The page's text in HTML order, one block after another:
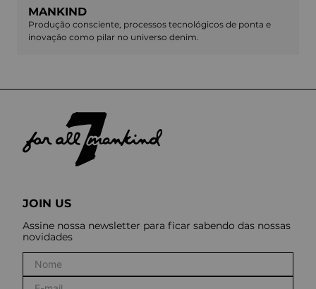
MANKIND
Produção consciente, processos tecnológicos de ponta e
inovação como pilar no universo denim.
JOIN US
Assine nossa newsletter para ficar sabendo das nossas
novidades